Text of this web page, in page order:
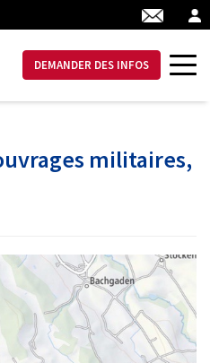
DEMANDER DES INFOS
militaires,